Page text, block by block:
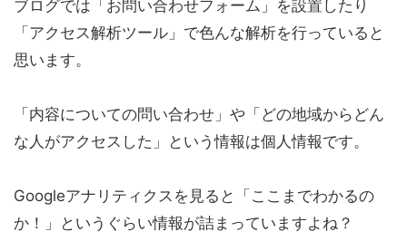
ブログでは「お問い合わせフォーム」を設置したり
「アクセス解析ツール」で色んな解析を行っていると
思います。
「内容についての問い合わせ」や「どの地域からどん
な人がアクセスした」という情報は個人情報です。
Googleアナリティクスを見ると「ここまでわかるの
か！」というぐらい情報が詰まっていますよね？